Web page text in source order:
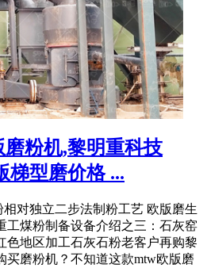
粉机,黎明重科技
梯型磨价格 ...
对独立二步法制粉工艺 欧版磨生
工煤粉制备设备介绍之三：石灰窑
色地区加工石灰石粉老客户再购黎
买磨粉机？不知道这款mtw欧版磨